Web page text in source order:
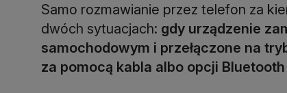
Samo rozmawianie przez telefon za
dwóch sytuacjach: gdy urządzenie
samochodowym i przełączone na
za pomocą kabla albo opcji